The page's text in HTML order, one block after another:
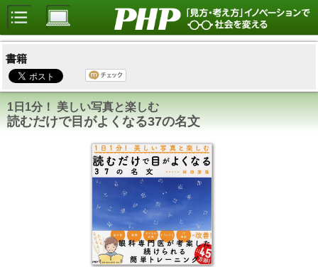
書籍
1日1分！ 美しい写真と楽しむ
読むだけで目がよくなる37の名文